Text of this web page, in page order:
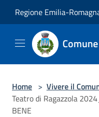
Regione Emilia-
Home > Vivere il
Teatro di Ragazzola
BENE